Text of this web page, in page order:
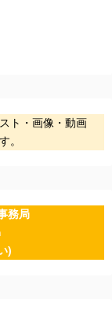
ト・画像・動画
。
務局
)